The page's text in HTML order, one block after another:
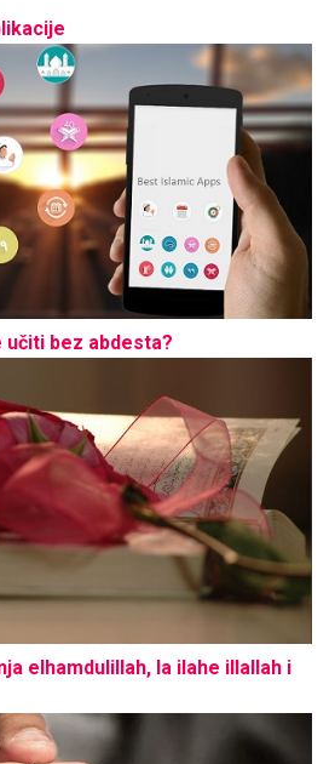
učiti bez abdesta?
elhamdulillah, la ilahe illallah i